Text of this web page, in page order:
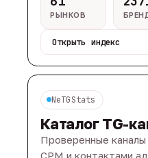
РЫНКОВ
Открыть индекс
NeTGStats
Каталог TG-
Проверенные
CPM и контактами